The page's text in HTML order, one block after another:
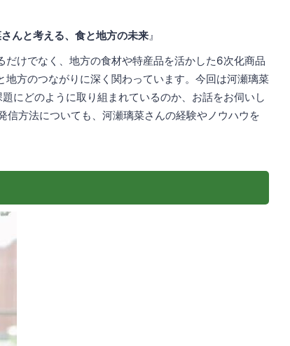
んと考える、食と地方の未来 』
けでなく、地方の食材や特産品を活かした6次化商品
方のつながりに深く関わっています。今回は河瀬璃菜
にどのように取り組まれているのか、お話をお伺いし
信方法についても、河瀬璃菜さんの経験やノウハウを